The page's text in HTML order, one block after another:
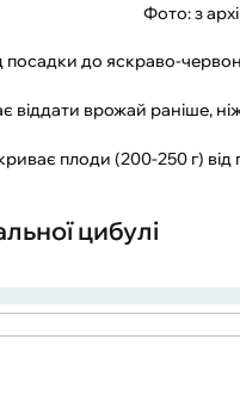
Фото: з
до яскраво-
віддати врожай раніше,
плоди (200-250 г) від
цибулі